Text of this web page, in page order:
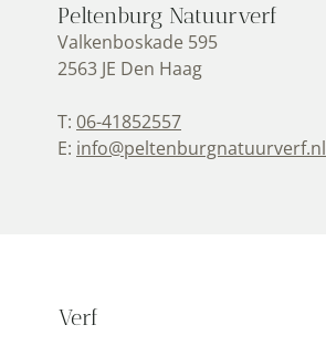
Peltenburg Natuurverf
Valkenboskade 595
2563 JE Den Haag
T: 06-41852557
E: info@peltenburgnatuurverf.nl
Verf